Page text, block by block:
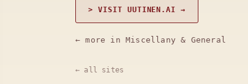
> VISIT UUTINEN.AI →
← more in Miscellany & General
← all sites